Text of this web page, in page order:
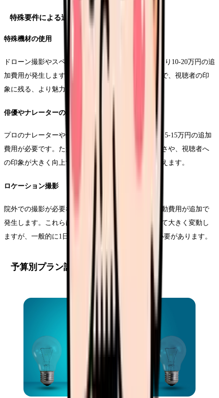
特殊要件による追加コスト
特殊機材の使用
ドローン撮影やスペシャルカメラの使用は、1日あたり10-20万円の追
加費用が発生します。これらの機材を使用することで、視聴者の印
象に残る、より魅力的な映像表現が可能になります。
俳優やナレーターの起用
プロのナレーターや俳優を起用する場合、1日あたり5-15万円の追加
費用が必要です。ただし、メッセージの伝わりやすさや、視聴者へ
の印象が大きく向上するため、投資効果は高いと言えます。
ロケーション撮影
院外での撮影が必要な場合、ロケーション費用や移動費用が追加で
発生します。これらは撮影場所や必要な日数によって大きく変動し
ますが、一般的に1日あたり5-10万円程度を見込む必要があります。
予算別プラン詳細